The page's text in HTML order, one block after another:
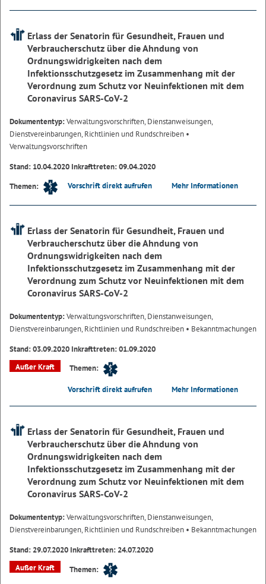
Erlass der Senatorin für Gesundheit, Frauen und
Verbraucherschutz über die Ahndung von
Ordnungswidrigkeiten nach dem
Infektionsschutzgesetz im Zusammenhang mit der
Verordnung zum Schutz vor Neuinfektionen mit dem
Coronavirus SARS-CoV-2
Dokumententyp:Verwaltungsvorschriften, Dienstanweisungen,
Dienstvereinbarungen, Richtlinien und Rundschreiben •
Verwaltungsvorschriften
Stand: 10.04.2020 Inkrafttreten: 09.04.2020
Themen:
Vorschrift direkt aufrufen Mehr Informationen
Erlass der Senatorin für Gesundheit, Frauen und
Verbraucherschutz über die Ahndung von
Ordnungswidrigkeiten nach dem
Infektionsschutzgesetz im Zusammenhang mit der
Verordnung zum Schutz vor Neuinfektionen mit dem
Coronavirus SARS-CoV-2
Dokumententyp:Verwaltungsvorschriften, Dienstanweisungen,
Dienstvereinbarungen, Richtlinien und Rundschreiben • Bekanntmachungen
Stand: 03.09.2020 Inkrafttreten: 01.09.2020
Außer Kraft
Themen:
Vorschrift direkt aufrufen Mehr Informationen
Erlass der Senatorin für Gesundheit, Frauen und
Verbraucherschutz über die Ahndung von
Ordnungswidrigkeiten nach dem
Infektionsschutzgesetz im Zusammenhang mit der
Verordnung zum Schutz vor Neuinfektionen mit dem
Coronavirus SARS-CoV-2
Dokumententyp:Verwaltungsvorschriften, Dienstanweisungen,
Dienstvereinbarungen, Richtlinien und Rundschreiben • Bekanntmachungen
Stand: 29.07.2020 Inkrafttreten: 24.07.2020
Außer Kraft
Themen: